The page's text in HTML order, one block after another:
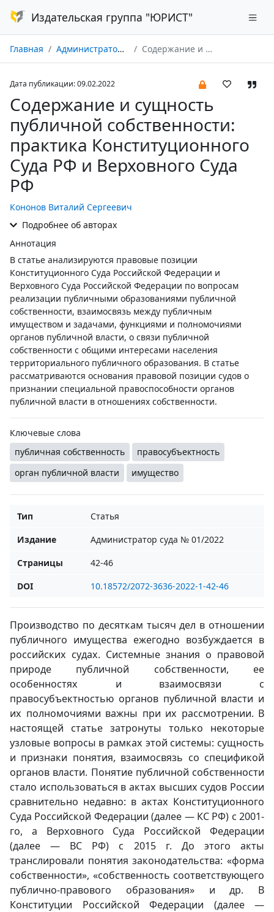
Издательская группа "ЮРИСТ"
Главная Администратор суда № 01/2022 Содержание и сущность публичной собственности: практика Конституционного Суда РФ и Верховного Суда РФ
Дата публикации: 09.02.2022
Содержание и сущность
публичной собственности:
практика Конституционного
Суда РФ и Верховного Суда
РФ
Кононов Виталий Сергеевич
Подробнее об авторах
Аннотация
В статье анализируются правовые позиции
Конституционного Суда Российской Федерации и
Верховного Суда Российской Федерации по вопросам
реализации публичными образованиями публичной
собственности, взаимосвязь между публичным
имуществом и задачами, функциями и полномочиями
органов публичной власти, о связи публичной
собственности с общими интересами населения
территориального публичного образования. В статье
рассматриваются основания правовой позиции судов о
признании специальной правоспособности органов
публичной власти в отношениях собственности.
Ключевые слова
публичная собственность
правосубъектность
орган публичной власти
имущество
Тип
Статья
Издание
Администратор суда № 01/2022
Страницы
42-46
DOI
10.18572/2072-3636-2022-1-42-46
Производство по десяткам тысяч дел в отношении
публичного имущества ежегодно возбуждается в
российских судах. Системные знания о правовой
природе публичной собственности, ее
особенностях и взаимосвязи с
правосубъектностью органов публичной власти и
их полномочиями важны при их рассмотрении. В
настоящей статье затронуты только некоторые
узловые вопросы в рамках этой системы: сущность
и признаки понятия, взаимосвязь со спецификой
органов власти. Понятие публичной собственности
стало использоваться в актах высших судов России
сравнительно недавно: в актах Конституционного
Суда Российской Федерации (далее — КС РФ) с 2001-
го, а Верховного Суда Российской Федерации
(далее — ВС РФ) с 2015 г. До этого акты
транслировали понятия законодательства: «форма
собственности», «собственность соответствующего
публично-правового образования» и др. В
Конституции Российской Федерации (далее —